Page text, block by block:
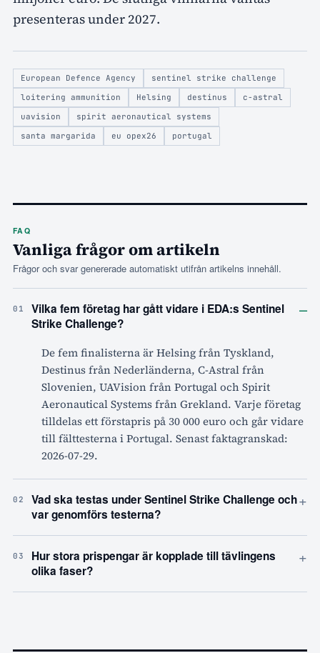
presenteras under 2027.
European Defence Agency
sentinel strike challenge
loitering ammunition
Helsing destinus
c-astral
uavision
spirit aeronautical systems
santa margarida
eu opex26 portugal
FAQ
Vanliga frågor om artikeln
Frågor och svar genererade automatiskt utifrån artikelns innehåll.
01
Vilka fem företag har gått vidare i EDA:s Sentinel
Strike Challenge?
–
De fem finalisterna är Helsing från Tyskland,
Destinus från Nederländerna, C-Astral från
Slovenien, UAVision från Portugal och Spirit
Aeronautical Systems från Grekland. Varje företag
tilldelas ett förstapris på 30 000 euro och går vidare
till fälttesterna i Portugal. Senast faktagranskad:
2026-07-29.
02
Vad ska testas under Sentinel Strike Challenge och
var genomförs testerna?
+
03
Hur stora prispengar är kopplade till tävlingens
olika faser?
+